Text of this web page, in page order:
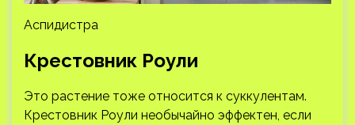
Аспидистра
Крестовник Роули
Это растение тоже относится к суккулентам.
Крестовник Роули необычайно эффектен, если